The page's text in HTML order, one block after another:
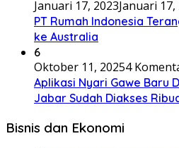
Januari 17, 2023Januari 17,
PT Rumah Indonesia
ke Australia
6
Oktober 11, 20254
Aplikasi Nyari Gawe Baru
Jabar Sudah Diakses
Bisnis dan Ekonomi